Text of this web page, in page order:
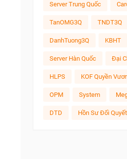
Server Trung Quốc
TanOMG3Q TNDT3Q
DanhTuong3Q KBHT
Server Hàn Quốc Đại
HLPS KOF Quyền
OPM System
DTD Hồn Sư Đối Quyết